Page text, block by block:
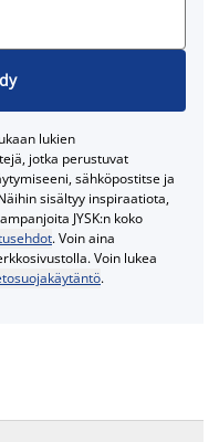
lukien
jotka perustuvat
sähköpostitse ja
sisältyy inspiraatiota,
JYSK:n koko
. Voin aina
Voin lukea
.